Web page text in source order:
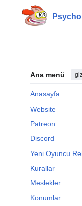
Ana menü
Anasayfa
Website
Patreon
Discord
Yeni Oyuncu
Kurallar
Meslekler
Konumlar